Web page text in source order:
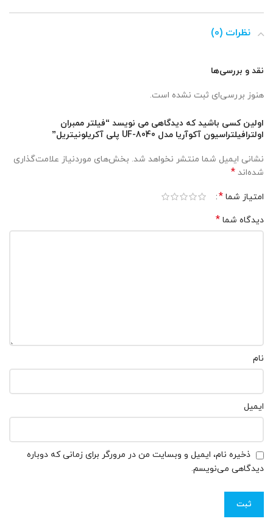
نظرات (0)
نقد و بررسی‌ها
هنوز بررسی‌ای ثبت نشده است.
اولین کسی باشید که دیدگاهی می نویسد “فیلتر ممبران
اولترافیلتراسیون آکوآریا مدل UF-8040 پلی آکریلونیتریل”
نشانی ایمیل شما منتشر نخواهد شد. بخش‌های موردنیاز علامت‌گذاری
شده‌اند *
امتیاز شما *
دیدگاه شما *
نام
ایمیل
ذخیره نام، ایمیل و وبسایت من در مرورگر برای زمانی که دوباره
دیدگاهی می‌نویسم.